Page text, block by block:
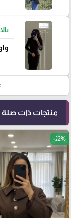
منتجات ذات صلة
-22%